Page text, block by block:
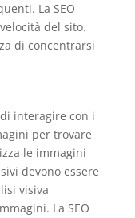
La SEO
del sito.
di concentrarsi
interagire con i
per trovare
le immagini
devono essere
visiva
La SEO